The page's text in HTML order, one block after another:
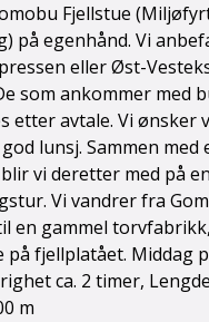
Fjellstue
på egenhånd. Vi
eller Øst-
som ankommer med
etter avtale. Vi ønsker
lunsj. Sammen med
vi deretter med på
Vi vandrer fra
en gammel
på fjellplatået. Middag
ca. 2 timer,
m